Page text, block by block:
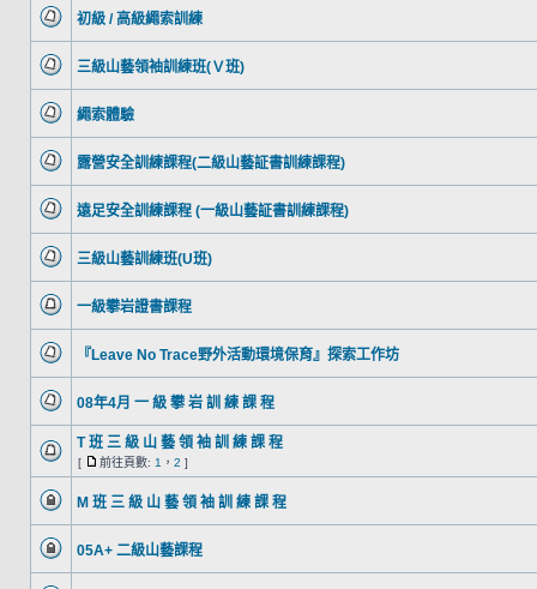
初級 / 高級繩索訓練
三級山藝領袖訓練班(Ｖ班)
繩索體驗
露營安全訓練課程(二級山藝証書訓練課程)
遠足安全訓練課程 (一級山藝証書訓練課程)
三級山藝訓練班(U班)
一級攀岩證書課程
『Leave No Trace野外活動環境保育』探索工作坊
08年4月 一 級 攀 岩 訓 練 課 程
T 班 三 級 山 藝 領 袖 訓 練 課 程
[ 前往頁數: 1 ， 2 ]
M 班 三 級 山 藝 領 袖 訓 練 課 程
05A+ 二級山藝課程